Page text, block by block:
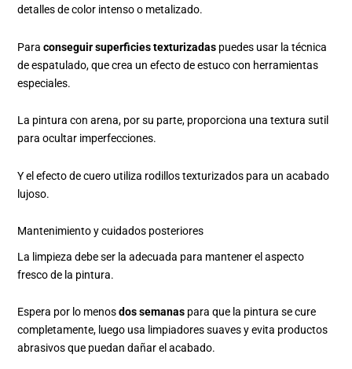
detalles de color intenso o metalizado.
Paraconseguir superficies texturizadas puedes usar la técnica
de espatulado, que crea un efecto de estuco con herramientas
especiales.
La pintura con arena, por su parte, proporciona una textura sutil
para ocultar imperfecciones.
Y el efecto de cuero utiliza rodillos texturizados para un acabado
lujoso.
Mantenimiento y cuidados posteriores
La limpieza debe ser la adecuada para mantener el aspecto
fresco de la pintura.
Espera por lo menosdos semanas para que la pintura se cure
completamente, luego usa limpiadores suaves y evita productos
abrasivos que puedan dañar el acabado.